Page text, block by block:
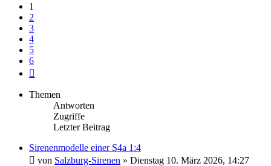
1
2
3
4
5
6
Themen
Antworten
Zugriffe
Letzter Beitrag
Sirenenmodelle einer S4a 1:4
von Salzburg-Sirenen » Dienstag 10. März 2026, 14:27